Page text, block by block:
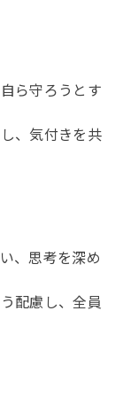
ら守ろうとす
、気付きを共
、思考を深め
配慮し、全員